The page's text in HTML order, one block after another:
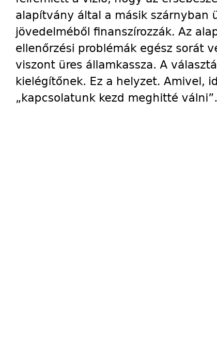
alapítvány által a másik szárnyban
jövedelméből finanszírozzák. Az
ellenőrzési problémák egész sorát
viszont üres államkassza. A
kielégítőnek. Ez a helyzet. Amivel,
„kapcsolatunk kezd meghitté válni”.